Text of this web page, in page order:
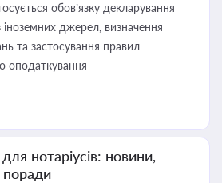
обов’язку декларування
джерел, визначення
та застосування правил
оподаткування
нотаріусів: новини,
поради